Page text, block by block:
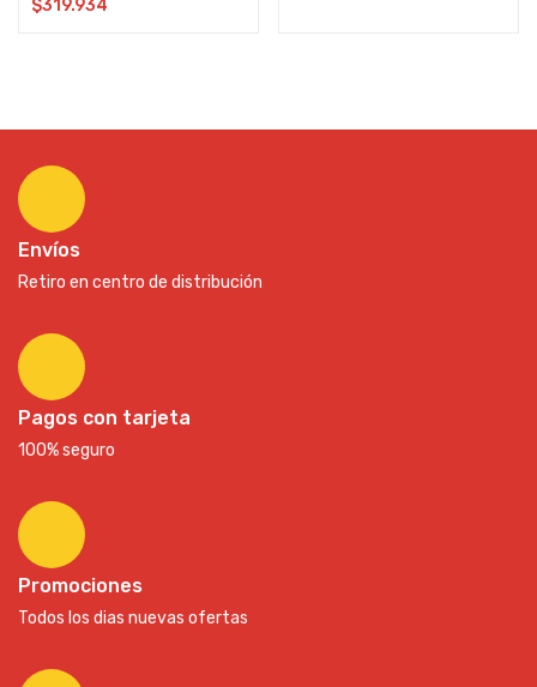
$319.934
Envíos
Retiro en centro de distribución
Pagos con tarjeta
100% seguro
Promociones
Todos los dias nuevas ofertas